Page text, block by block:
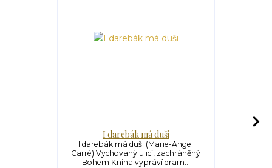
I darebák má duši
I darebák má duši (Marie-Angel
Carré) Vychovaný ulicí, zachráněný
Bohem Kniha vypráví dram...